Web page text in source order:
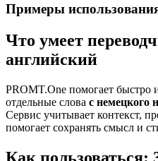
Примеры
Что умеет
английский
PROMT.One помогает быстро
отдельные слова с немецкого
Сервис учитывает контекст,
помогает сохранять смысл и
Как пользоваться: